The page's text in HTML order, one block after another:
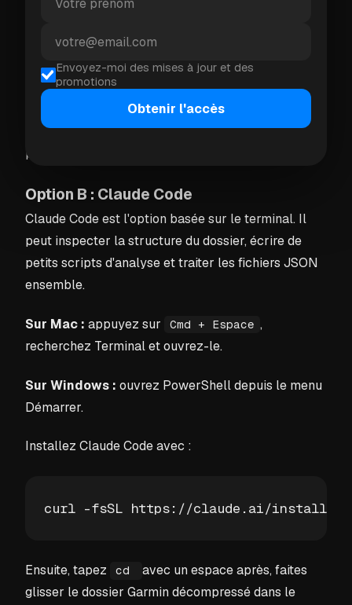
Ouvrez-la et connectez-vous.
Démarrez Cowork et accordez l'accès au
dossier exporté Garmin décompressé.
Collez l'invite d'analyse de l'Étape 3.
La disponibilité de Cowork dépend de votre plan et
plateforme Claude.
Option B : Claude Code
Claude Code est l'option basée sur le terminal. Il
peut inspecter la structure du dossier, écrire de
petits scripts d'analyse et traiter les fichiers JSON
ensemble.
Sur Mac : appuyez sur Cmd + Espace ,
recherchez Terminal et ouvrez-le.
Sur Windows : ouvrez PowerShell depuis le menu
Démarrer.
Installez Claude Code avec :
curl -fsSL https://claude.ai/install.sh
Ensuite, tapez cd
avec un espace après, faites
glisser le dossier Garmin décompressé dans le
Envoyez-moi des mises à jour et des
promotions
Obtenir l'accès